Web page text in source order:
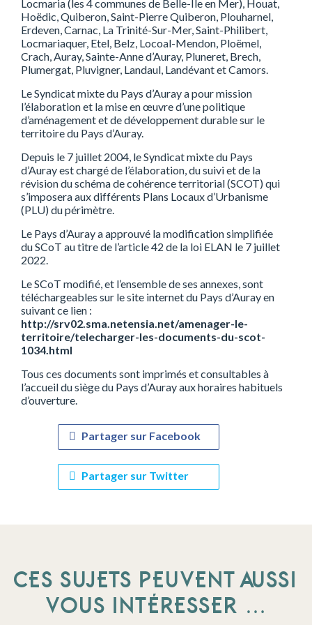
Locmaria (les 4 communes de Belle-Ile en Mer), Houat,
Hoëdic, Quiberon, Saint-Pierre Quiberon, Plouharnel,
Erdeven, Carnac, La Trinité-Sur-Mer, Saint-Philibert,
Locmariaquer, Etel, Belz, Locoal-Mendon, Ploëmel,
Crach, Auray, Sainte-Anne d’Auray, Pluneret, Brech,
Plumergat, Pluvigner, Landaul, Landévant et Camors.
Le Syndicat mixte du Pays d’Auray a pour mission
l’élaboration et la mise en œuvre d’une politique
d’aménagement et de développement durable sur le
territoire du Pays d’Auray.
Depuis le 7 juillet 2004, le Syndicat mixte du Pays
d’Auray est chargé de l’élaboration, du suivi et de la
révision du schéma de cohérence territorial (SCOT) qui
s’imposera aux différents Plans Locaux d’Urbanisme
(PLU) du périmètre.
Le Pays d’Auray a approuvé la modification simplifiée
du SCoT au titre de l’article 42 de la loi ELAN le 7 juillet
2022.
Le SCoT modifié, et l’ensemble de ses annexes, sont
téléchargeables sur le site internet du Pays d’Auray en
suivant ce lien :
http://srv02.sma.netensia.net/amenager-le-
territoire/telecharger-les-documents-du-scot-
1034.html
Tous ces documents sont imprimés et consultables à
l’accueil du siège du Pays d’Auray aux horaires habituels
d’ouverture.
Partager sur Facebook
Partager sur Twitter
CES SUJETS PEUVENT AUSSI
VOUS INTÉRESSER …